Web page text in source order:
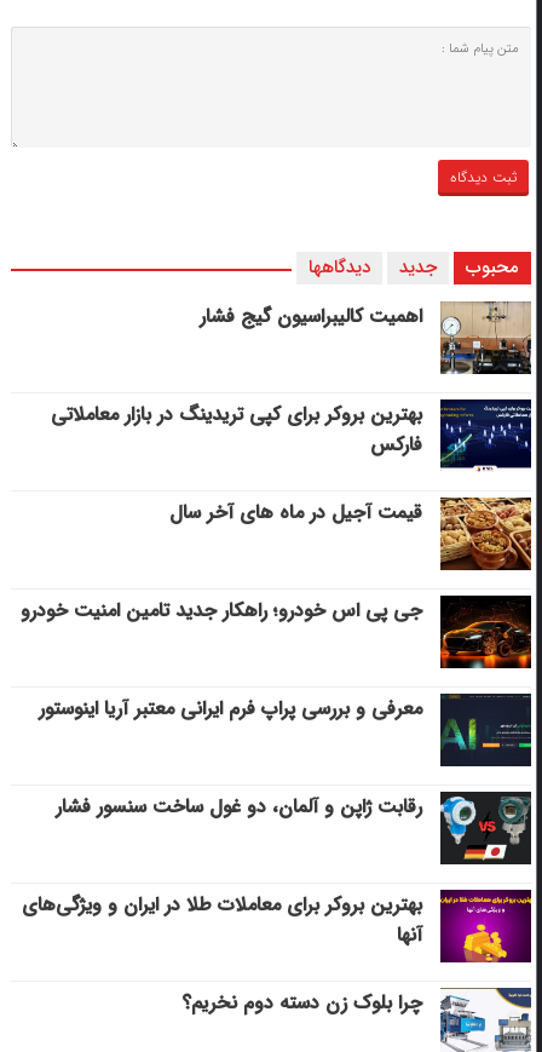
محبوب جدید دیدگاهها
اهمیت کالیبراسیون گیج فشار
بهترین بروکر برای کپی‌ تریدینگ در بازار معاملاتی
فارکس
قیمت آجیل در ماه های آخر سال
جی پی اس خودرو؛ راهکار جدید تامین امنیت خودرو
معرفی و بررسی پراپ فرم ایرانی معتبر آریا اینوستور
رقابت ژاپن و آلمان، دو غول ساخت سنسور فشار
بهترین بروکر برای معاملات طلا در ایران و ویژگی‌های
آنها
چرا بلوک زن دسته دوم نخریم؟